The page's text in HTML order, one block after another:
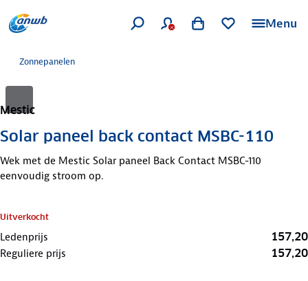
Menu
Zonnepanelen
Mestic
Solar paneel back contact MSBC-110
Wek met de Mestic Solar paneel Back Contact MSBC-110
eenvoudig stroom op.
Uitverkocht
Ledenprijs 157,20
Reguliere prijs 157,20